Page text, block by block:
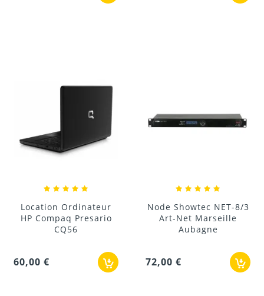
Location Ordinateur
HP Compaq Presario
CQ56
60,00 €
Node Showtec NET-8/3
Art-Net Marseille
Aubagne
72,00 €